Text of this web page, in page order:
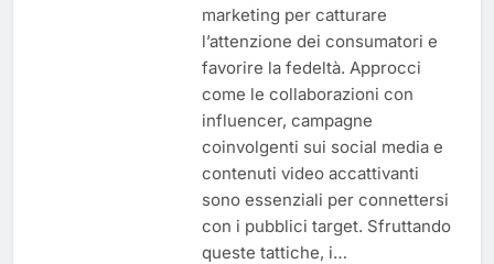
marketing per catturare
l’attenzione dei consumatori e
favorire la fedeltà. Approcci
come le collaborazioni con
influencer, campagne
coinvolgenti sui social media e
contenuti video accattivanti
sono essenziali per connettersi
con i pubblici target. Sfruttando
queste tattiche, i…